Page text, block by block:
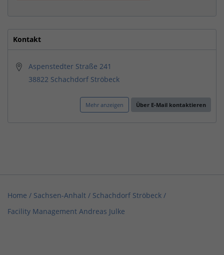
Kontakt
Aspenstedter Straße 241
38822 Schachdorf Ströbeck
Mehr anzeigen Über E-Mail kontaktieren
Home / Sachsen-Anhalt / Schachdorf Ströbeck /
Facility Management Andreas Julke